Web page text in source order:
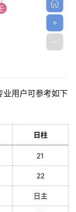
业用户可参考如下
日柱
21
22
日主